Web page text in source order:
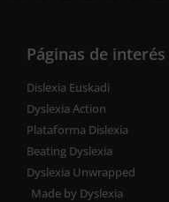
Páginas de interés
Dislexia Euskadi
Dyslexia Action
Plataforma Dislexia
Beating Dyslexia
Dyslexia Unwrapped
Made by Dyslexia